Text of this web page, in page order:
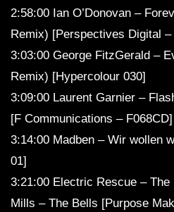
2:58:00 Ian O’Donovan –
Remix) [Perspectives Digital –
3:03:00 George FitzGerald –
Remix) [Hypercolour 030]
3:09:00 Laurent Garnier –
[F Communications – F068CD]
3:14:00 Madben – Wir wollen
01]
3:21:00 Electric Rescue –
Mills – The Bells [Purpose